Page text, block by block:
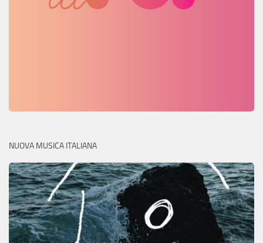
NUOVA MUSICA ITALIANA